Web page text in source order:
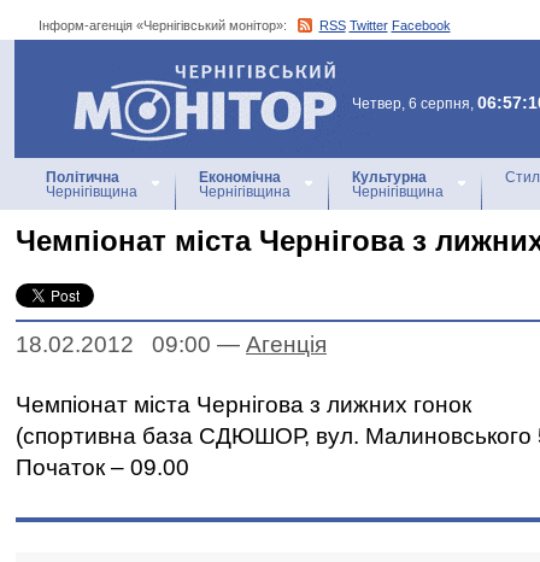
Інформ-агенція «Чернігівський монітор»: RSS Twitter Facebook
Інформ-агенція
«Чернігівський монітор»
Четвер, 6 серпня,
Політична
Чернігівщина
Економічна
Чернігівщина
Культурна
Чернігівщина
Чемпіонат міста Чернігова з
18.02.2012 09:00 — Агенцiя
Чемпіонат міста Чернігова з лижних гонок
(спортивна база СДЮШОР, вул. Малиновського
Початок – 09.00